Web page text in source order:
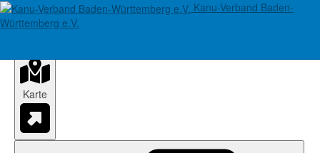
Kanu-Verband Baden-
Württemberg e.V.
Paddelclub Illingen
Karte